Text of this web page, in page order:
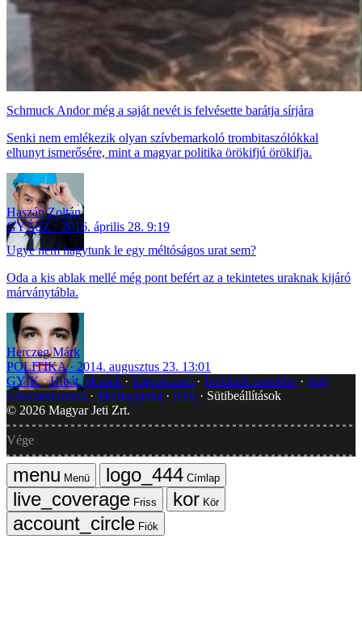
Schmuck Andor még a saját nevét is felvésette barátja sírjára
Senki nem emlékezik olyan szívbemarkoló trombitaszólókkal
elhunyt ismerősére, mint a magyar politika örökifjú örökifja.
Haszán Zoltán
GYÁSZ
2016. április 28. 9:19
Ugye nem hagytunk le egy méltóságos urat sem?
Oda a kis ablak mellé még pont befért az a tekintetes uraknak kijáró
márványtábla.
Herczeg Márk
POLITIKA
2014. augusztus 23. 13:01
GYIK Hibát jelentek Impresszum Javítások kezelése
Jogi
dokumentumok
Médiaajánlat RSS
Sütibeállítások
© 2026 Magyar Jeti Zrt.
Vége
Menü
Címlap
Friss
Kör
Fiók